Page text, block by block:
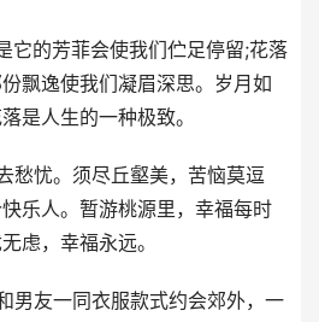
它的芳菲会使我们伫足停留;花落
飘逸使我们凝眉深思。岁月如
是人生的一种极致。
愁忧。须尽丘壑美，苦恼莫逗
乐人。暂游桃源里，幸福每时
虑，幸福永远。
男友一同衣服款式约会郊外，一